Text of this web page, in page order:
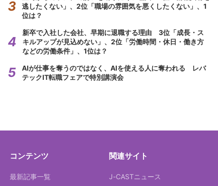
逃したくない」、2位「職場の雰囲気を悪くしたくない」、1
位は？
新卒で入社した会社、早期に退職する理由 3位「成長・ス
キルアップが見込めない」、2位「労働時間・休日・働き方
などの労働条件」、1位は？
AIが仕事を奪うのではなく、AIを使える人に奪われる レバ
テックIT転職フェアで特別講演会
コンテンツ
最新記事一覧
関連サイト
J-CASTニュース